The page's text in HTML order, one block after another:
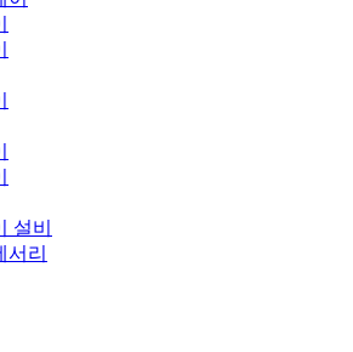
설비
서리